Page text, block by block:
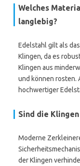
Welches
langlebig?
Edelstahl gilt als
Klingen, da es
Klingen aus
und können rosten.
hochwertiger
Sind die
Moderne
der Klingen